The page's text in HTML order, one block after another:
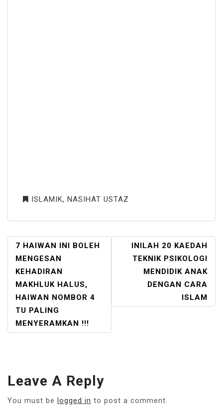
ISLAMIK, NASIHAT USTAZ
POST
NAVIGATION
7 HAIWAN INI BOLEH
MENGESAN
KEHADIRAN
MAKHLUK HALUS,
HAIWAN NOMBOR 4
TU PALING
MENYERAMKAN !!!
INILAH 20 KAEDAH
TEKNIK PSIKOLOGI
MENDIDIK ANAK
DENGAN CARA
ISLAM
Leave A Reply
You must be logged in to post a comment.